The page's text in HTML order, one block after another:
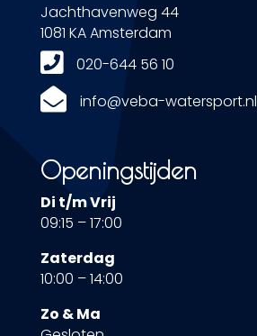
Jachthavenweg 44
1081 KA Amsterdam
 020-644 56 10
 info@veba-watersport.nl
Openingstijden
Di t/m Vrij
09:15 – 17:00
Zaterdag
10:00 – 14:00
Zo & Ma